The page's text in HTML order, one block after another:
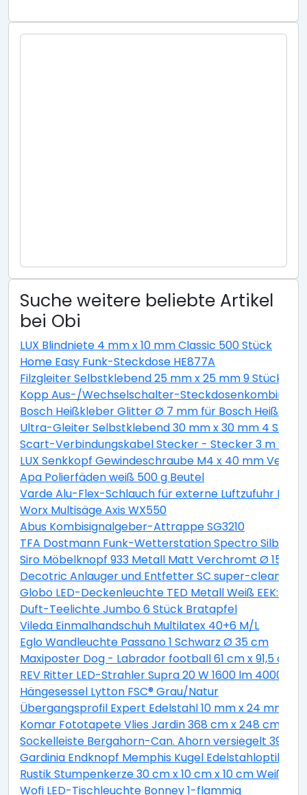
Suche weitere beliebte Artikel
bei Obi
LUX Blindniete 4 mm x 10 mm Classic 500 Stück
Home Easy Funk-Steckdose HE877A
Filzgleiter Selbstklebend 25 mm x 25 mm 9 Stück
Kopp Aus-/Wechselschalter-
Bosch Heißkleber Glitter Ø 7 mm für Bosch
Ultra-Gleiter Selbstklebend 30 mm x 30 mm 4 Stück
Scart-Verbindungskabel Stecker - Stecker 3 m
LUX Senkkopf Gewindeschraube M4 x 40 mm
Apa Polierfäden weiß 500 g Beutel
Varde Alu-Flex-Schlauch für externe Luftzufuhr
Worx Multisäge Axis WX550
Abus Kombisignalgeber-Attrappe SG3210
TFA Dostmann Funk-Wetterstation Spectro Silber
Siro Möbelknopf 933 Metall Matt Verchromt Ø 15 mm
Decotric Anlauger und Entfetter SC super-clean 500
Globo LED-Deckenleuchte TED Metall Weiß EEK: A+
Duft-Teelichte Jumbo 6 Stück Bratapfel
Vileda Einmalhandschuh Multilatex 40+6 M/L
Eglo Wandleuchte Passano 1 Schwarz Ø 35 cm
Maxiposter Dog - Labrador football 61 cm x 91,5 cm
REV Ritter LED-Strahler Supra 20 W 1600 lm 4000 K
Hängesessel Lytton FSC® Grau/Natur
Übergangsprofil Expert Edelstahl 10 mm x 24 mm
Komar Fototapete Vlies Jardin 368 cm x 248 cm
Sockelleiste Bergahorn-Can. Ahorn versiegelt 39
Gardinia Endknopf Memphis Kugel Edelstahloptik 2-
Rustik Stumpenkerze 30 cm x 10 cm x 10 cm Weiß
Wofi LED-Tischleuchte Bonney 1-flammig